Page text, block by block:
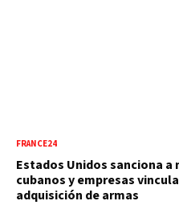
FRANCE24
Estados Unidos sanciona
cubanos y empresas
adquisición de armas